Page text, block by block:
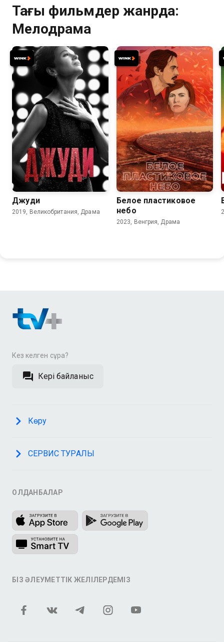
Тағы фильмдер жанрда:
Мелодрама
6.8 6.8
Джуди
2019, Великобритания, Драма
6.8 6.7
Белое пластиковое
небо
2023, Венгрия, Драма
Кез келген сұрақ?
Кері байланыс
Көру
СЕРВИС ТУРАЛЫ
ҚОЛДАНБАЛАР
БІЗ ӘЛЕУМЕТТІК ЖЕЛІЛЕРДЕМІЗ